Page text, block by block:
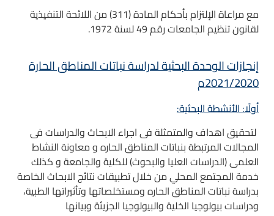
مع مراعاة الإلتزام بأحكام المادة (311) من اللائحة التنفيذية
لقانون تنظيم الجامعات رقم 49 لسنة 1972.
إنجازات الوحدة البحثية لدراسة نباتات المناطق الحارة
2021/2020م
أولًا: الأنشطة البحثية:
لتحقيق اهداف والمتمثلة فى اجراء الابحاث والدراسات فى
المجالات المرتبطة بنباتات المناطق الحاره و معاونة النشاط
العلمى (الدراسات العليا والبحوث) للكلية والجامعة و كذلك
خدمة المجتمع المحلي من خلال تطبيقات نتائج الابحاث الخاصة
بدراسة نباتات المناطق الحاره ومستخلصاتها وتأثيراتها الطبية،
ودراسات بيولوجيا الخلية والبيولوجيا الجزيئة وبيانها